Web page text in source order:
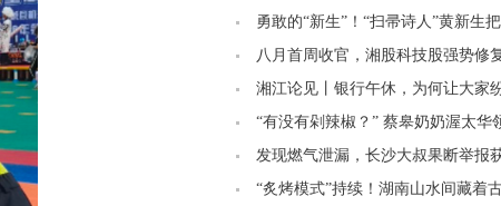
勇敢的“新生”！“扫帚诗人”黄新生
写成诗丨美好湖南推荐官
八月首周收官，湘股科技股强势修
湘江论见丨银行午休，为何让大家
防”
“有没有剁辣椒？” 蔡皋奶奶渥太华
叨“想吃辣椒”
发现燃气泄漏，长沙大叔果断举报
奖励
“炙烤模式”持续！湖南山水间藏着